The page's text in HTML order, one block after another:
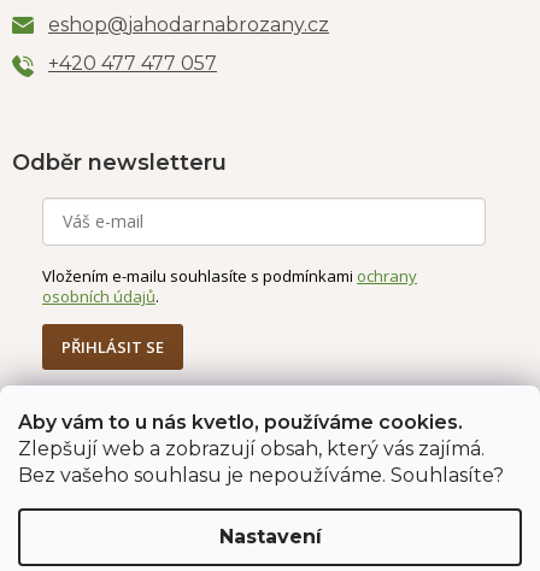
Aby vám to u nás kvetlo, používáme cookies.
Zlepšují web a zobrazují obsah, který vás zajímá.
Bez vašeho souhlasu je nepoužíváme. Souhlasíte?
Nastavení
eshop@jahodarnabrozany.cz
+420 477 477 057
Odběr newsletteru
Vložením e-mailu souhlasíte s podmínkami ochrany
osobních údajů.
PŘIHLÁSIT SE
Jahodárna Brozany Obchodní podmínky
Podmínky ochrany údajů
Vytvořil Shoptet Premium